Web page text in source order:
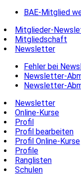
BAE-Mitglied
Mitglieder-
Mitgliedschaft
Newsletter
Fehler bei
Newsletter-
Newsletter-
Newsletter
Online-Kurse
Profil
Profil bearbeiten
Profil Online-Kurse
Profile
Ranglisten
Schulen